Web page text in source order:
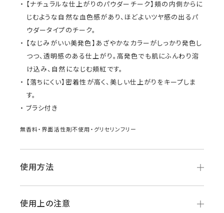
【ナチュラルな仕上がりのパウダーチーク】頬の内側からに
じむような自然な血色感があり、ほどよいツヤ感の出るパ
ウダータイプのチーク。
【なじみがいい美発色】あざやかなカラーがしっかり発色し
つつ、透明感のある仕上がり。高発色でも肌にふんわり溶
け込み、自然になじむ頬紅です。
【落ちにくい】密着性が高く、美しい仕上がりをキープしま
す。
ブラシ付き
無香料・界面活性剤不使用・グリセリンフリー
使用方法
使用上の注意